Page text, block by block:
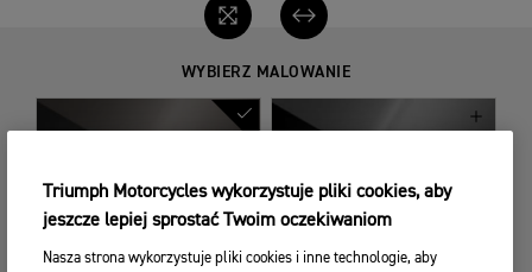
WYBIERZ MALOWANIE
IRONSTONE / STORM GREY SAPPHIRE BLACK / GRAPHITE
Triumph Motorcycles wykorzystuje pliki cookies, aby
jeszcze lepiej sprostać Twoim oczekiwaniom
Nasza strona wykorzystuje pliki cookies i inne technologie, aby